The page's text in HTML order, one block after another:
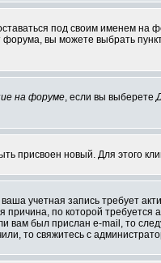
под своим именем на
форума, вы можете выбрать
на форуме, если вы выберете
присвоен новый. Для этого
учетная запись требует
причина, по которой
вам был прислан e-mail, то
то свяжитесь с